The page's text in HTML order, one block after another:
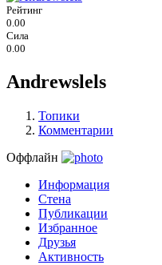
Рейтинг
0.00
Сила
0.00
Andrewslels
Топики
Комментарии
Оффлайн
Информация
Стена
Публикации
Избранное
Друзья
Активность